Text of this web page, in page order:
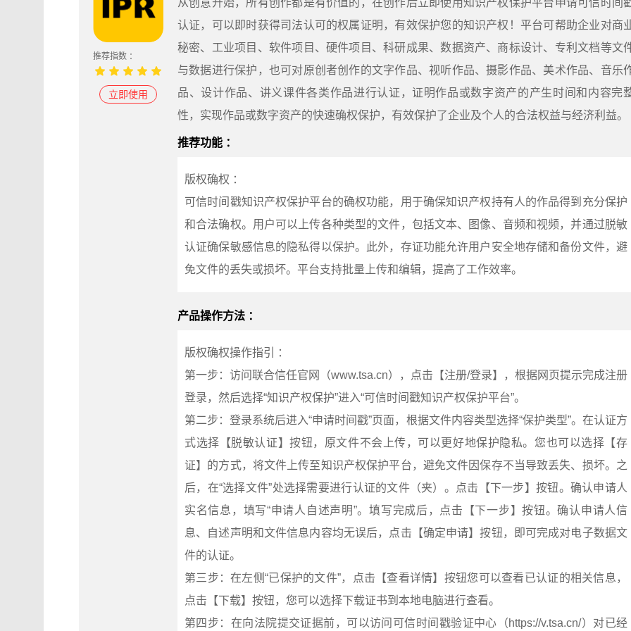
推荐指数 ：
立即使用
从创意开始，所有创作都是有价值的，在创作后立即使用知识产权保护平台申请可信时间
认证，可以即时获得司法认可的权属证明，有效保护您的知识产权！平台可帮助企业对商
秘密、工业项目、软件项目、硬件项目、科研成果、数据资产、商标设计、专利文档等文
与数据进行保护，也可对原创者创作的文字作品、视听作品、摄影作品、美术作品、音乐
品、设计作品、讲义课件各类作品进行认证，证明作品或数字资产的产生时间和内容完
性，实现作品或数字资产的快速确权保护，有效保护了企业及个人的合法权益与经济利益。
推荐功能 ：
版权确权 ：
可信时间戳知识产权保护平台的确权功能，用于确保知识产权持有人的作品得到充分保护
和合法确权。用户可以上传各种类型的文件，包括文本、图像、音频和视频，并通过脱敏
认证确保敏感信息的隐私得以保护。此外，存证功能允许用户安全地存储和备份文件，避
免文件的丢失或损坏。平台支持批量上传和编辑，提高了工作效率。
产品操作方法 ：
版权确权操作指引 ：
第一步：访问联合信任官网（www.tsa.cn），点击【注册/登录】，根据网页提示完成注册
登录，然后选择“知识产权保护”进入“可信时间戳知识产权保护平台”。
第二步：登录系统后进入“申请时间戳”页面，根据文件内容类型选择“保护类型”。在认证方
式选择【脱敏认证】按钮，原文件不会上传，可以更好地保护隐私。您也可以选择【存
证】的方式，将文件上传至知识产权保护平台，避免文件因保存不当导致丢失、损坏。之
后，在“选择文件”处选择需要进行认证的文件（夹）。点击【下一步】按钮。确认申请人
实名信息，填写“申请人自述声明”。填写完成后，点击【下一步】按钮。确认申请人信
息、自述声明和文件信息内容均无误后，点击【确定申请】按钮，即可完成对电子数据文
件的认证。
第三步：在左侧“已保护的文件”，点击【查看详情】按钮您可以查看已认证的相关信息，
点击【下载】按钮，您可以选择下载证书到本地电脑进行查看。
第四步：在向法院提交证据前，可以访问可信时间戳验证中心（https://v.tsa.cn/）对已经